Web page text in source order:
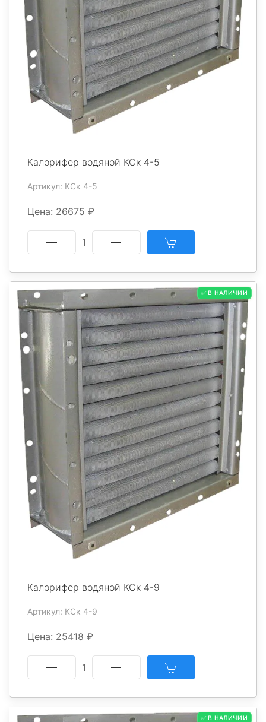
Калорифер водяной КСк 4-5
Артикул: КСк 4-5
Цена: 26675 ₽
1
✅ В НАЛИЧИИ
Калорифер водяной КСк 4-9
Артикул: КСк 4-9
Цена: 25418 ₽
1
✅ В НАЛИЧИИ